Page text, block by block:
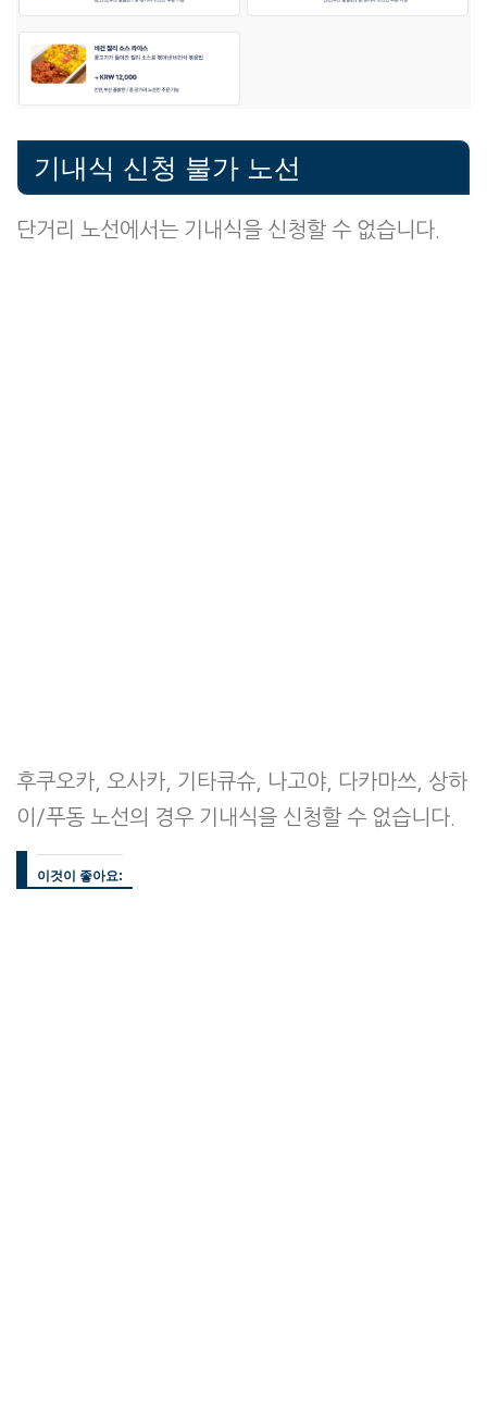
기내식 신청 불가 노선
단거리 노선에서는 기내식을 신청할 수 없습니다.
후쿠오카, 오사카, 기타큐슈, 나고야, 다카마쓰, 상하
이/푸동 노선의 경우 기내식을 신청할 수 없습니다.
이것이 좋아요: